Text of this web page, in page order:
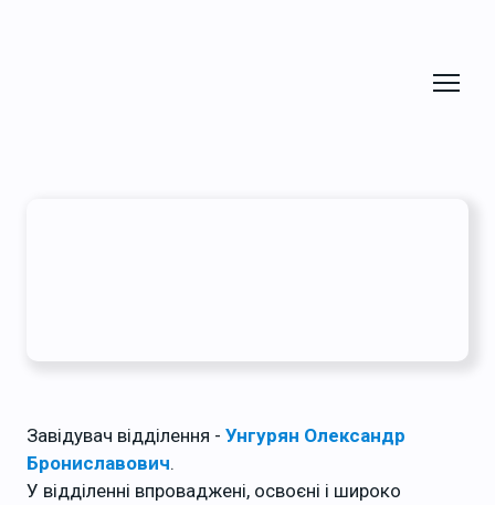
Завідувач відділення - Унгурян Олександр
Брониславович.
У відділенні впроваджені, освоєні і широко